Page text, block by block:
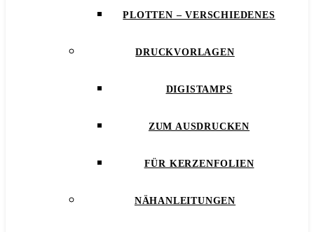
PLOTTEN – VERSCHIEDENES
DRUCKVORLAGEN
DIGISTAMPS
ZUM AUSDRUCKEN
FÜR KERZENFOLIEN
NÄHANLEITUNGEN